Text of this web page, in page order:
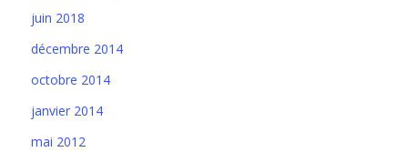
juin 2018
décembre 2014
octobre 2014
janvier 2014
mai 2012